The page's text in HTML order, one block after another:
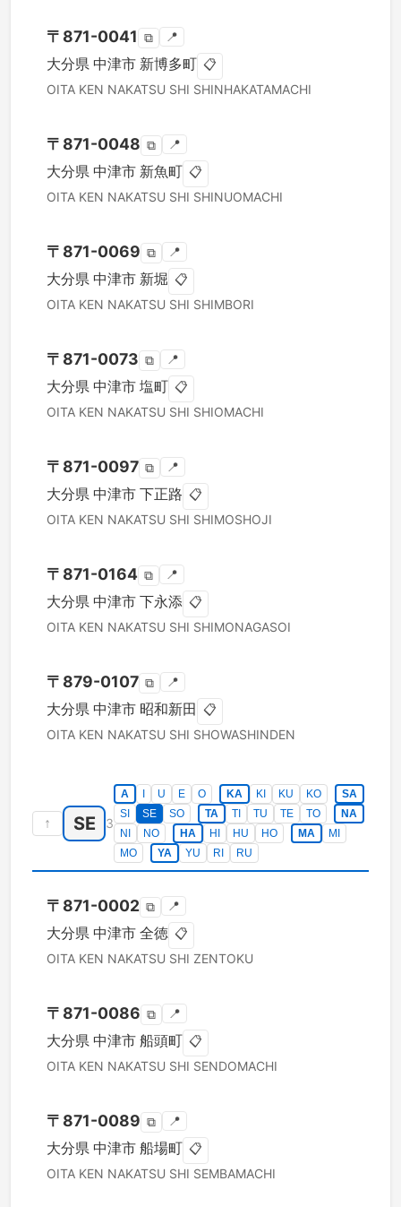
〒 871-0041 ⧉ 📍
大分県 中津市 新博多町 📋
OITA KEN NAKATSU SHI SHINHAKATAMACHI
〒 871-0048 ⧉ 📍
大分県 中津市 新魚町 📋
OITA KEN NAKATSU SHI SHINUOMACHI
〒 871-0069 ⧉ 📍
大分県 中津市 新堀 📋
OITA KEN NAKATSU SHI SHIMBORI
〒 871-0073 ⧉ 📍
大分県 中津市 塩町 📋
OITA KEN NAKATSU SHI SHIOMACHI
〒 871-0097 ⧉ 📍
大分県 中津市 下正路 📋
OITA KEN NAKATSU SHI SHIMOSHOJI
〒 871-0164 ⧉ 📍
大分県 中津市 下永添 📋
OITA KEN NAKATSU SHI SHIMONAGASOI
〒 879-0107 ⧉ 📍
大分県 中津市 昭和新田 📋
OITA KEN NAKATSU SHI SHOWASHINDEN
↑ SE 3
A U E O KA KI KU KO
SA
SI
SE SO TA TI TU TE TO
NA
NI
NO HA HI HU HO MA
MI
MO
YA YU RI RU
〒 871-0002 ⧉ 📍
大分県 中津市 全徳 📋
OITA KEN NAKATSU SHI ZENTOKU
〒 871-0086 ⧉ 📍
大分県 中津市 船頭町 📋
OITA KEN NAKATSU SHI SENDOMACHI
〒 871-0089 ⧉ 📍
大分県 中津市 船場町 📋
OITA KEN NAKATSU SHI SEMBAMACHI